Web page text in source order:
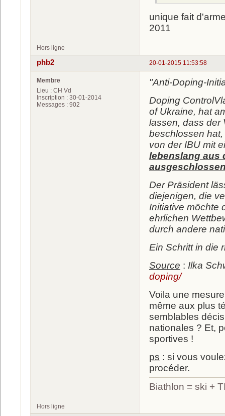
unique fait
2011
Hors ligne
20-01-2015 11:53:58
phb2
Membre
Lieu : CH Vd
Inscription : 30-01-2014
Messages : 902
"Anti-Doping-
Doping
of Ukraine, hat
lassen, dass der
beschlossen
von der IBU mit
lebenslang aus
Der Präsident
diejenigen, die
Initiative möchte
ehrlichen
durch andere
Ein Schritt in die
Source : Ilka
doping/
Voila une
même aux plus
semblables
nationales ? Et,
sportives !
ps : si vous
procéder.
Biathlon = ski
Hors ligne